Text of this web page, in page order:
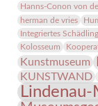
Hanns-Conon von
herman de vries
Integriertes
Kolosseum
Kunstmuseum
KUNSTWAND